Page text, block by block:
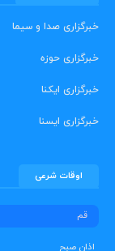
خبرگزاری صدا و سیما
خبرگزاری حوزه
خبرگزاری ایکنا
خبرگزاری ایسنا
اوقات شرعی
اذان صبح